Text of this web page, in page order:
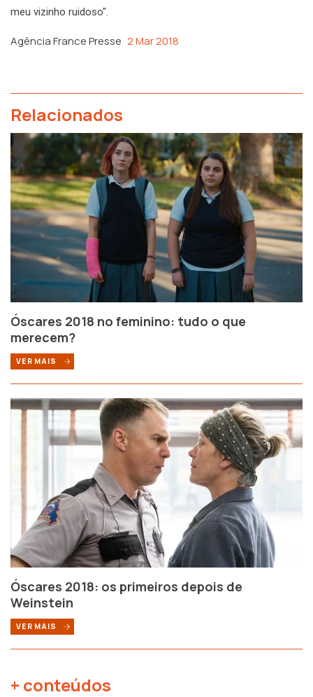
meu vizinho ruidoso".
Agência France Presse 2 Mar 2018
Relacionados
Óscares 2018 no feminino: tudo o que
merecem?
VER MAIS
Óscares 2018: os primeiros depois de
Weinstein
VER MAIS
+ conteúdos